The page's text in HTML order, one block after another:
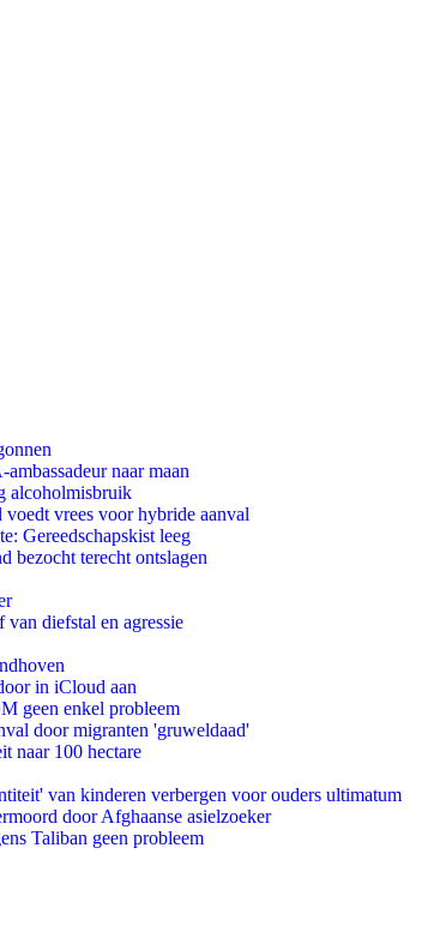
naar maan
alcoholmisbruik
vrees voor hybride aanval
Gereedschapskist leeg
bezocht terecht ontslagen
diefstal en agressie
in iCloud aan
geen enkel probleem
door migranten 'gruweldaad'
naar 100 hectare
van kinderen verbergen voor ouders ultimatum
door Afghaanse asielzoeker
Taliban geen probleem